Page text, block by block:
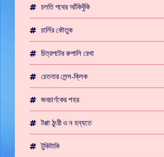
চলতি পথের আঁকিবুঁকি
চার্লির কৌতুক
চিত্রপটের রুপালি রেখা
চেতনার লেন্স-ক্লিক
জবচার্ণকের শহর
টপ্পা ঠুংরী ও ন হন্যতে
টুকিটাকি